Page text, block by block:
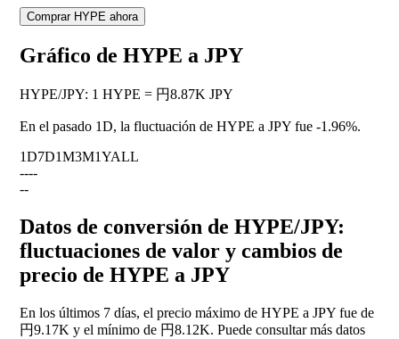
Comprar HYPE ahora
Gráfico de HYPE a JPY
HYPE/JPY: 1 HYPE = 円8.87K JPY
En el pasado 1D, la fluctuación de HYPE a JPY fue -1.96%.
1D7D1M3M1YALL
----
--
Datos de conversión de HYPE/JPY:
fluctuaciones de valor y cambios de
precio de HYPE a JPY
En los últimos 7 días, el precio máximo de HYPE a JPY fue de
円9.17K y el mínimo de 円8.12K. Puede consultar más datos